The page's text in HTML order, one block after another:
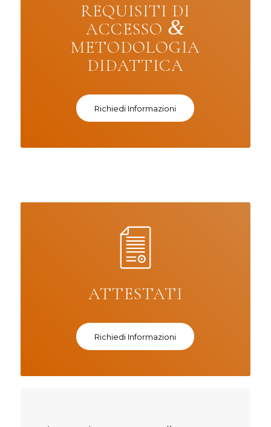
REQUISITI DI
ACCESSO &
METODOLOGIA
DIDATTICA
Richiedi Informazioni
ATTESTATI
Richiedi Informazioni